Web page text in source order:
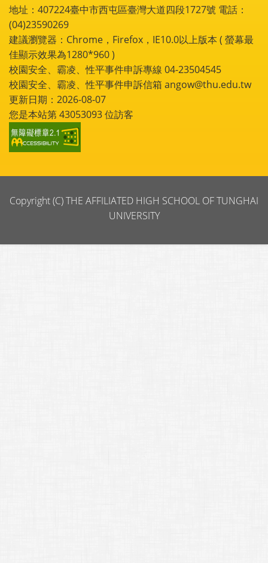
地址：407224臺中市西屯區臺灣大道四段1727號 電話：
(04)23590269
建議瀏覽器：Chrome，Firefox，IE10.0以上版本 ( 螢幕最
佳顯示效果為1280*960 )
校園安全、霸凌、性平事件申訴專線 04-23504545
校園安全、霸凌、性平事件申訴信箱 angow@thu.edu.tw
更新日期：2026-08-07
您是本站第43053093位訪客
Copyright (C) THE AFFILIATED HIGH SCHOOL OF TUNGHAI
UNIVERSITY